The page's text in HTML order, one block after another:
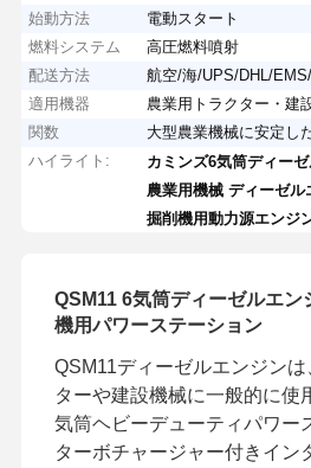
始動方法
電動スタート
燃料システム
高圧燃料噴射
配送方法
航空/海/UPS/DHL/
適用機器
農業用トラクター・建
関数
大型農業機械に安定し
ハイライト:
カミンズ6気筒ディー
農業用機械 ディーゼル
掘削機用動力源エンジ
QSM11 6気筒ディーゼルエン
機用パワーステーション
QSM11ディーゼルエンジン
ターや建設機械に一般的に使
気筒ヘビーデューティパワー
ターボチャージャー付きイン